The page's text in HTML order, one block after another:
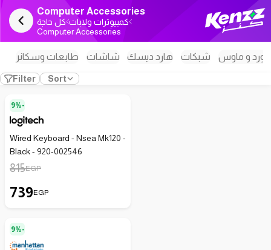
Computer Accessories
كل حاجة كمبيوترات ولابات
Computer Accessories
طابعات وسكانر شاشات هارد ديسك شبكات و ماوس
Filter Sort
9%-
Wired Keyboard - Nsea Mk120 -
Black - 920-002546
815EGP
739EGP
9%-